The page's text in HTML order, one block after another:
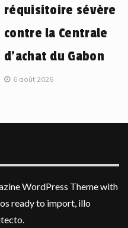
réquisitoire sévère
contre la Centrale
d’achat du Gabon
6 août 2026
WordPress Theme with
ready to import, illo